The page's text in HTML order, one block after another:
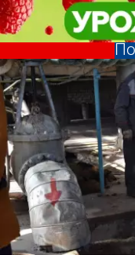
Происшествия
Происшествия
по